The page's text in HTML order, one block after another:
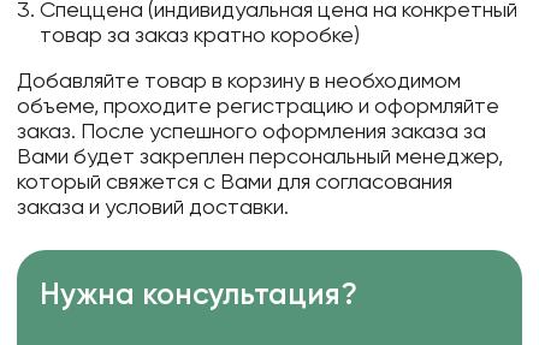
Спеццена (индивидуальная цена на конкретный
товар за заказ кратно коробке)
Добавляйте товар в корзину в необходимом
объеме, проходите регистрацию и оформляйте
заказ. После успешного оформления заказа за
Вами будет закреплен персональный менеджер,
который свяжется с Вами для согласования
заказа и условий доставки.
Нужна консультация?